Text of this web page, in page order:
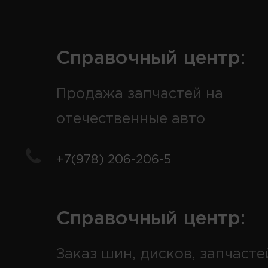
Справочный центр:
Продажа запчастей на
отечественные авто
+7(978) 206-206-5
Справочный центр:
Заказ шин, дисков,